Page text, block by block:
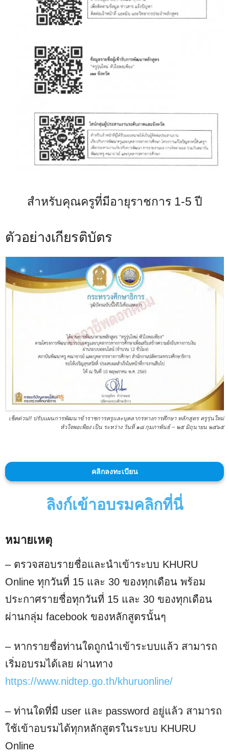
สำหรับคุณครูที่มีอายุราชการ 1-5 ปี
ตัวอย่างเกียรติบัตร
เช็คด่วน!! ปรับแผนการพัฒนาข้าราชการครูและบุคลากรทางการศึกษา หลักสูตร ครูรุ่นใหม่
หัวใจพอเพียง เป็น ระหว่าง วันที่ ๑๘ กุมภาพันธ์ – ๒๕ มิถุนายน ๒๕๖๕
คลิกลงทะเบียน
ลิงก์เข้าอบรมคลิกที่นี่
หมายเหตุ
– ตรวจสอบรายชื่อและนำเข้าระบบ KHURU
Online ทุกวันที่ 15 และ 30 ของทุกเดือน พร้อม
ประกาศรายชื่อทุกวันที่ 15 และ 30 ของทุกเดือน
ผ่านกลุ่ม facebook ของหลักสูตรนั้นๆ
– หากรายชื่อท่านใดถูกนำเข้าระบบแล้ว สามารถ
เริ่มอบรมได้เลย ผ่านทาง
https://www.nidtep.go.th/khuruonline/
– ท่านใดที่มี user และ password อยู่แล้ว สามารถ
ใช้เข้าอบรมได้ทุกหลักสูตรในระบบ KHURU
Online